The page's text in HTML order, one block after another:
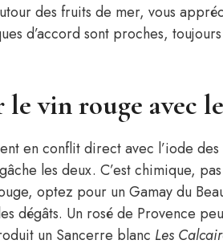
des fruits de mer, vous
d’accord sont proches,
vin rouge avec
en conflit direct avec l’iode
les deux. C’est chimique,
optez pour un Gamay du
dégâts. Un rosé de Provence
un Sancerre blanc Les